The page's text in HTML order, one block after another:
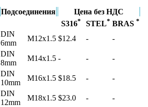
Подсоединения
Цена без НДС
S316* STEL* BRAS *
DIN
6mm
M12x1.5 $12.4 - -
DIN
8mm
M14x1.5 - - -
DIN
10mm
M16x1.5 $18.5 - -
DIN
12mm
M18x1.5 $23.0 - -